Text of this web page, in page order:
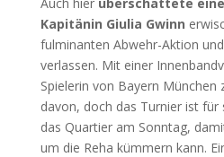
Kapitänin Giulia Gwinn
fulminanten Abwehr-Aktion
verlassen. Mit einer
Spielerin von Bayern München
davon, doch das Turnier ist für
das Quartier am Sonntag,
um die Reha kümmern kann.